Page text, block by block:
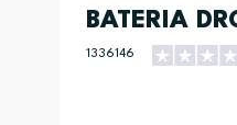
BATERIA
1336146